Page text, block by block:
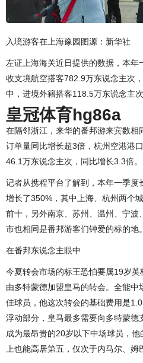
入境游客在上海豫园图源：新华社
左证上海海关近日提供的数据，本
收支境航空搭客782.9万东说念主次
中，进境外籍搭客118.5万东说念主
皇冠体育hg86a
在隔邻浙江，来华的番邦游来宾数
订单量同比增长超3倍，杭州空港港
46.1万东说念主次，同比增长3.3倍。
记者从携程平台了解到，本年一季
增长了350%，其中上海、杭州两个
前十，另外南京、苏州、温州、宁
市也相同是番邦游客们钟爱的标的地。
在番邦东说念主眼中
今夏转会市场的标王恐怕要属19岁
由多特蒙德加盟皇马的转会。全能
佳球员，他这次转会的基础费用是
浮动部分，皇马最多需要向多特蒙德
成为最昂贵的20岁以下中场球员，
上也能高居第五，仅次于内马尔、姆